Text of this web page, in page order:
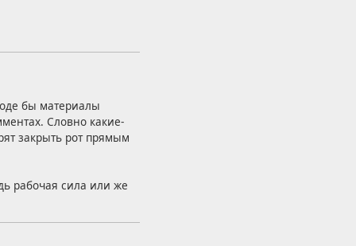
бы материалы
Словно какие-
закрыть рот прямым
рабочая сила или же